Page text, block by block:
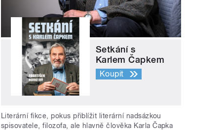
Setkání s
Karlem Čapkem
Koupit
Literární fikce, pokus přiblížit literární nadsázkou
spisovatele, filozofa, ale hlavně člověka Karla Čapka